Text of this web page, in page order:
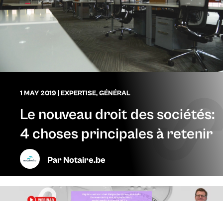
1 MAY 2019 EXPERTISE,GÉNÉRAL
Le nouveau droit des sociétés:
4 choses principales à retenir
ParNotaire.be